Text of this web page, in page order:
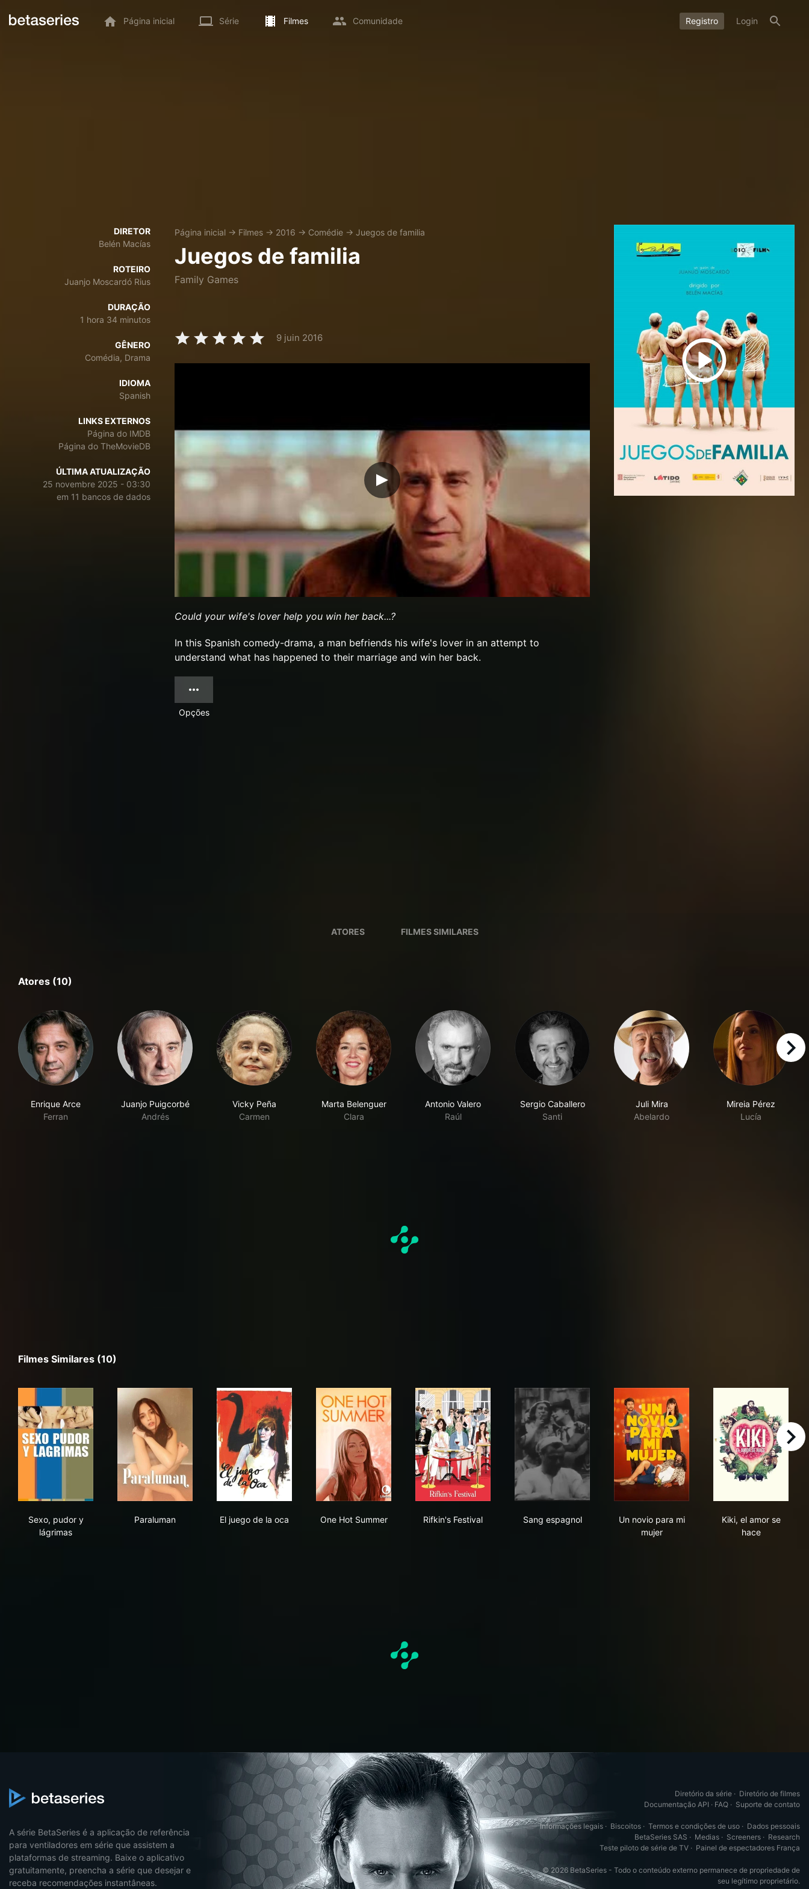
Página inicial Série Filmes Comunidade Registro Login
DIRETOR
Belén Macías
ROTEIRO
Juanjo Moscardó Rius
DURAÇÃO
1 hora 34 minutos
GÊNERO
Comédia, Drama
IDIOMA
Spanish
LINKS EXTERNOS
Página do IMDB
Página do TheMovieDB
ÚLTIMA ATUALIZAÇÃO
25 novembre 2025 - 03:30
em 11 bancos de dados
Página inicial → Filmes → 2016 → Comédie → Juegos de familia
Juegos de familia
Family Games
9 juin 2016
Could your wife's lover help you win her back...?
In this Spanish comedy-drama, a man befriends his wife's lover in an attempt to
understand what has happened to their marriage and win her back.
Opções
ATORES FILMES SIMILARES
Atores (10)
Enrique Arce
Ferran
Juanjo Puigcorbé
Andrés
Vicky Peña
Carmen
Marta Belenguer
Clara
Antonio Valero
Raúl
Sergio Caballero
Santi
Juli Mira
Abelardo
Mireia Pérez
Lucía
right
Filmes Similares (10)
Sexo, pudor y
lágrimas
Paraluman
El juego de la oca
One Hot Summer
Rifkin's Festival
Sang espagnol
Un novio para mi
mujer
Kiki, el amor se
hace
right
A série BetaSeries é a aplicação de referência
para ventiladores em série que assistem a
plataformas de streaming. Baixe o aplicativo
gratuitamente, preencha a série que desejar e
receba recomendações instantâneas.
Diretório da série · Diretório de filmes
Documentação API · FAQ · Suporte de contato
Informações legais · Biscoitos · Termos e condições de uso · Dados pessoais
BetaSeries SAS · Medias · Screeners · Research
Teste piloto de série de TV · Painel de espectadores França
© 2026 BetaSeries - Todo o conteúdo externo permanece de propriedade de
seu legítimo proprietário.